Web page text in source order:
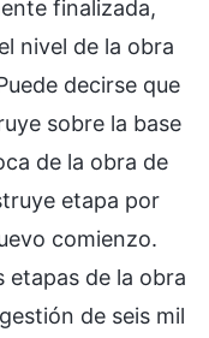
finalizada,
nivel de la obra
decirse que
sobre la base
de la obra de
etapa por
comienzo.
etapas de la obra
de seis mil